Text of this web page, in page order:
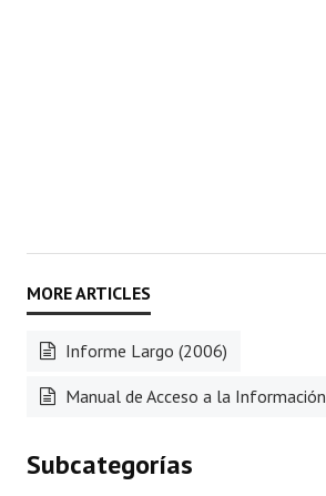
Informe Largo (2006)
Manual de Acceso a la Información
Subcategorías